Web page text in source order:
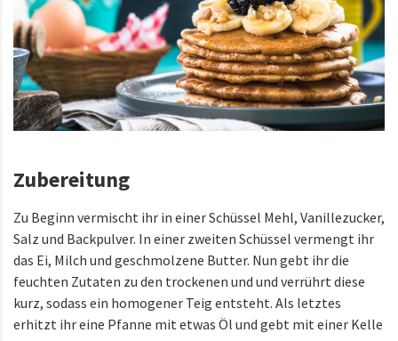
Zubereitung
Zu Beginn vermischt ihr in einer Schüssel Mehl, Vanillezucker,
Salz und Backpulver. In einer zweiten Schüssel vermengt ihr
das Ei, Milch und geschmolzene Butter. Nun gebt ihr die
feuchten Zutaten zu den trockenen und und verrührt diese
kurz, sodass ein homogener Teig entsteht. Als letztes
erhitzt ihr eine Pfanne mit etwas Öl und gebt mit einer Kelle